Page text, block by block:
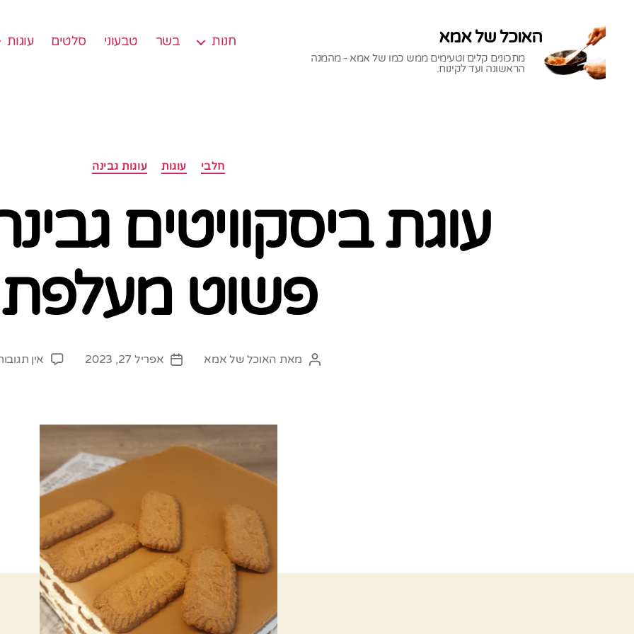
האוכל של אמא
מתכונים קלים וטעימים ממש כמו של אמא - מהמנה
הראשונה ועד לקינוח.
חנות בשר טבעוני סלטים עוגות
קטגוריות חלבי עוגות עוגות גבינה
עוגת ביסקוויטים
פשוט מעלפת
המחבר
מאת האוכל של אמא
תאריךאפריל 27, 2023 אין